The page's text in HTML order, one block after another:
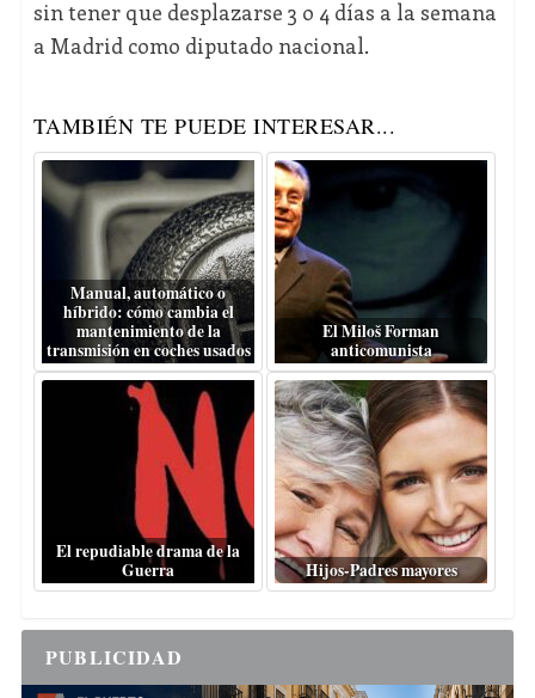
sin tener que desplazarse 3 o 4 días a la semana
a Madrid como diputado nacional.
TAMBIÉN TE PUEDE INTERESAR...
Manual, automático o
híbrido: cómo cambia el
mantenimiento de la
transmisión en coches usados
El Miloš Forman
anticomunista
El repudiable drama de la
Guerra
Hijos-Padres mayores
PUBLICIDAD